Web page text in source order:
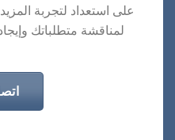
على استعداد لتجربة
لمناقشة متطلباتك